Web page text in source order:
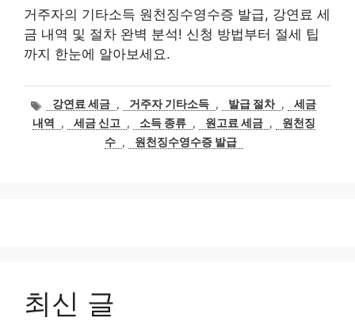
거주자의 기타소득 원천징수영수증 발급, 강연료 세
금 내역 및 절차 완벽 분석! 신청 방법부터 절세 팁
까지 한눈에 알아보세요.
태
그
강연료 세금 , 거주자 기타소득 , 발급 절차 ,
세금
내역
, 세금 신고 , 소득 종류 , 원고료 세금 ,
원천징
수 , 원천징수영수증 발급
최신 글